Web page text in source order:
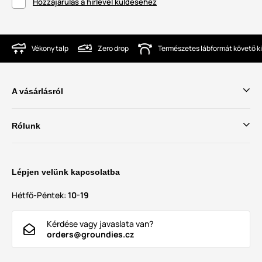
Vékony talp Zero drop Természetes lábformát követő
A vásárlásról
Rólunk
Lépjen velünk kapcsolatba
Hétfő-Péntek: 10-19
Kérdése vagy javaslata van?
orders@groundies.cz